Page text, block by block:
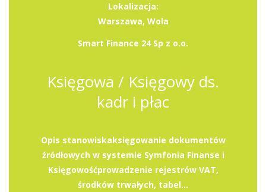
Lokalizacja:
Warszawa, Wola
Smart Finance 24 Sp z o.o.
Księgowa / Księgowy ds.
kadr i płac
Opis stanowiskaksięgowanie dokumentów
źródłowych w systemie Symfonia Finanse i
Księgowośćprowadzenie rejestrów VAT,
środków trwałych, tabel...